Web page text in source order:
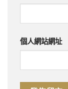
個人網站網址